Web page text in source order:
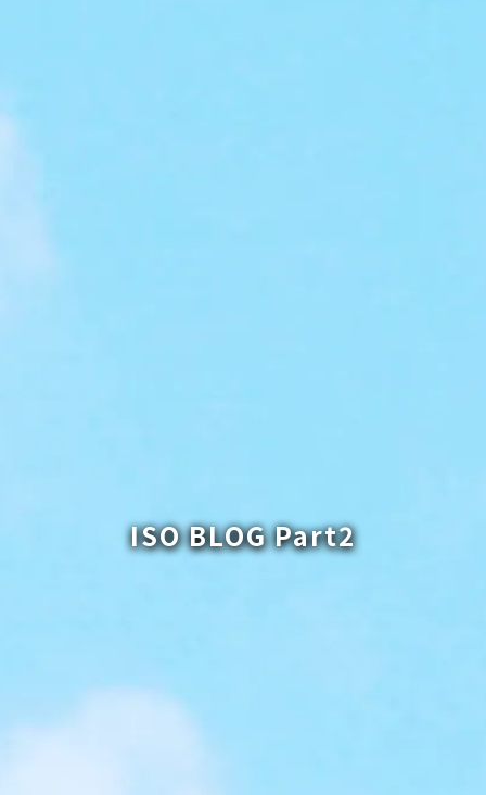
ISO BLOG Part2